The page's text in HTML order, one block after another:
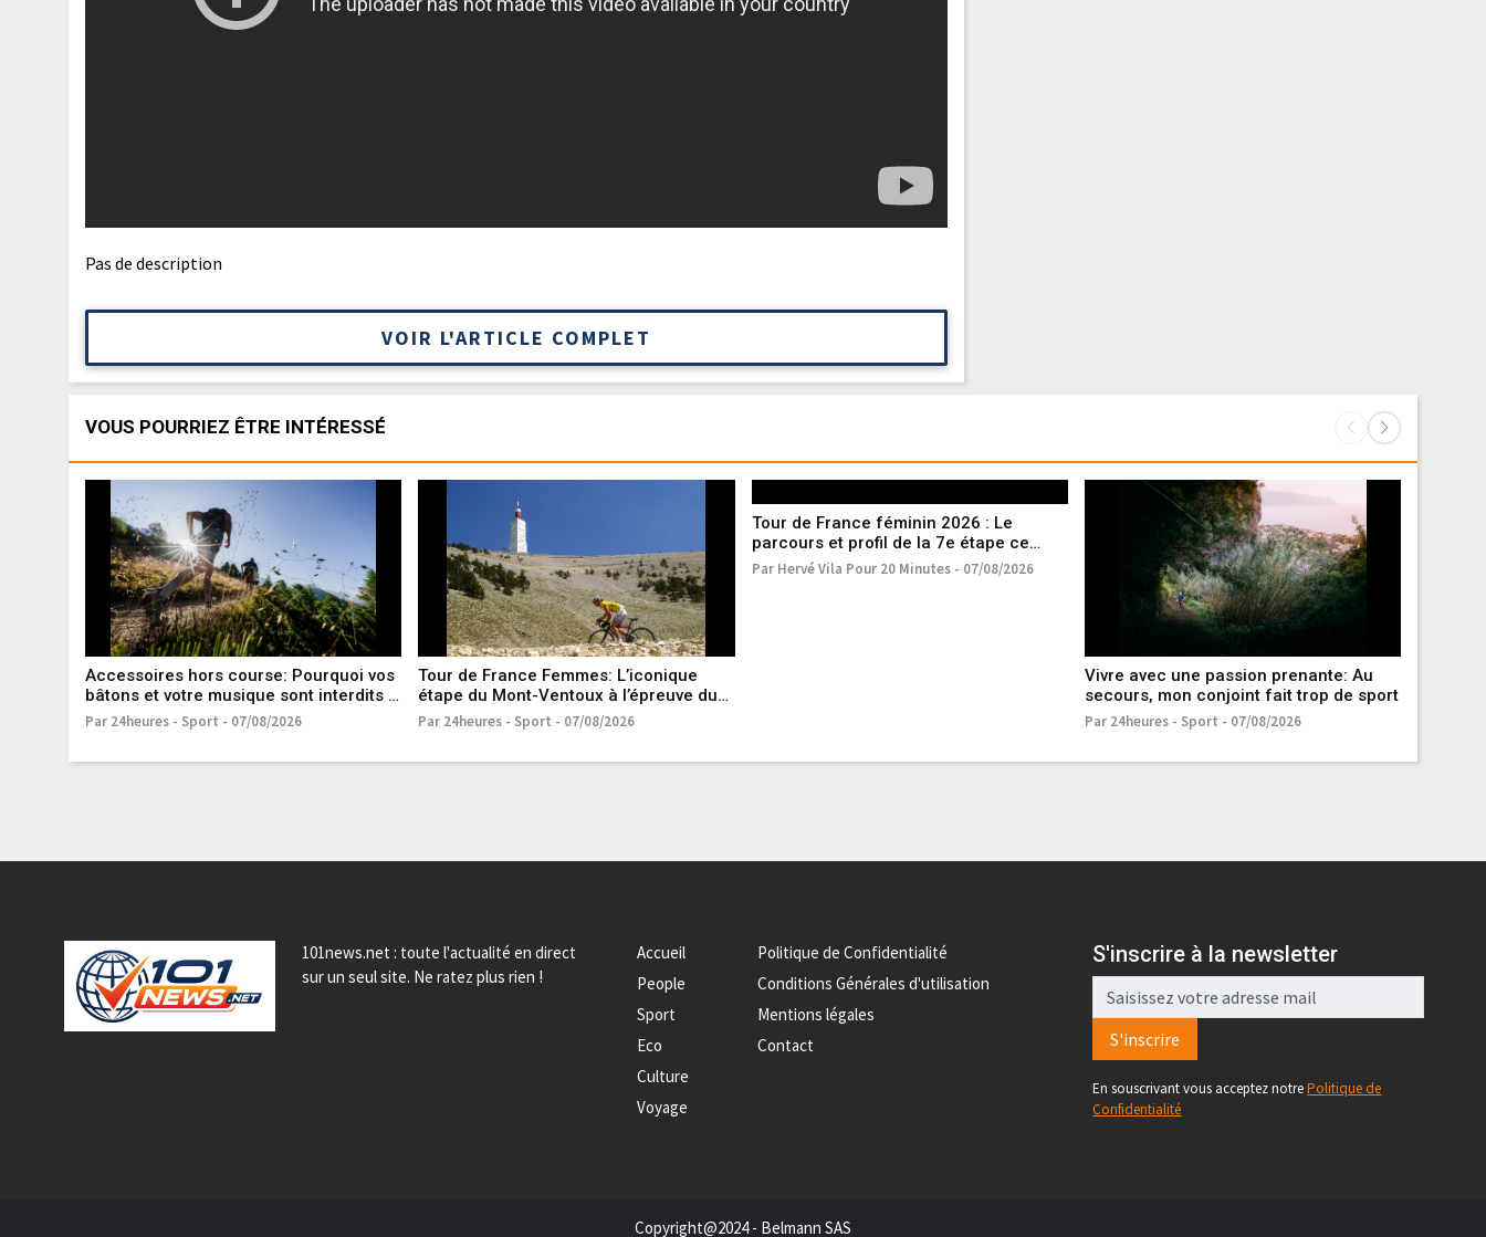
Pas de description
VOIR L'ARTICLE COMPLET
VOUS POURRIEZ ÊTRE INTÉRESSÉ
Accessoires hors course: Pourquoi vos
bâtons et votre musique sont interdits à
Sierre-Zinal
Par 24heures - Sport - 07/08/2026
Tour de France Femmes: L’iconique
étape du Mont-Ventoux à l’épreuve du
feu
Par 24heures - Sport - 07/08/2026
Tour de France féminin 2026 : Le
parcours et profil de la 7e étape ce
vendredi 7 août
Par Hervé Vila Pour 20 Minutes - 07/08/2026
Vivre avec une passion prenante: Au
secours, mon conjoint fait trop de sport
Par 24heures - Sport - 07/08/2026
101news.net : toute l'actualité en direct
sur un seul site. Ne ratez plus rien !
Accueil
People
Sport
Eco
Culture
Voyage
Politique de Confidentialité
Conditions Générales d'utilisation
Mentions légales
Contact
S'inscrire à la newsletter
S'inscrire
En souscrivant vous acceptez notrePolitique de
Confidentialité
Copyright@2024 - Belmann SAS